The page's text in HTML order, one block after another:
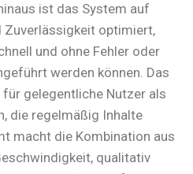
ist das System auf
Zuverlässigkeit optimiert,
und ohne Fehler oder
werden können. Das
gelegentliche Nutzer als
die regelmäßig Inhalte
macht die Kombination aus
qualitativ